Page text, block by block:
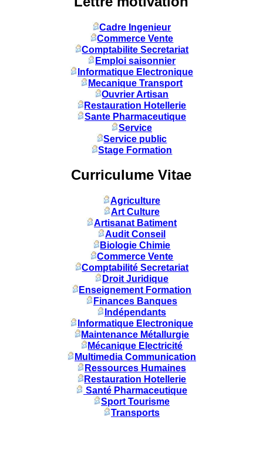
Cadre Ingenieur
Commerce Vente
Comptabilite Secretariat
Emploi saisonnier
Informatique Electronique
Mecanique Transport
Ouvrier Artisan
Restauration Hotellerie
Sante Pharmaceutique
Service
Service public
Stage Formation
Curriculume Vitae
Agriculture
Art Culture
Artisanat Batiment
Audit Conseil
Biologie Chimie
Commerce Vente
Comptabilité Secretariat
Droit Juridique
Enseignement Formation
Finances Banques
Indépendants
Informatique Electronique
Maintenance Métallurgie
Mécanique Electricité
Multimedia Communication
Ressources Humaines
Restauration Hotellerie
Santé Pharmaceutique
Sport Tourisme
Transports